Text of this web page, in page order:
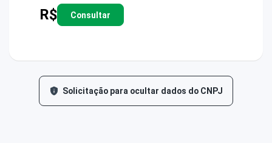
R$ Consultar
Solicitação para ocultar dados do CNPJ